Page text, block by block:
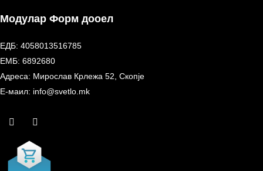
Модулар Форм дооел
ЕДБ: 4058013516785
ЕМБ: 6892680
Адреса: Мирослав Крлежа 52, Скопје
Е-маил: info@svetlo.mk